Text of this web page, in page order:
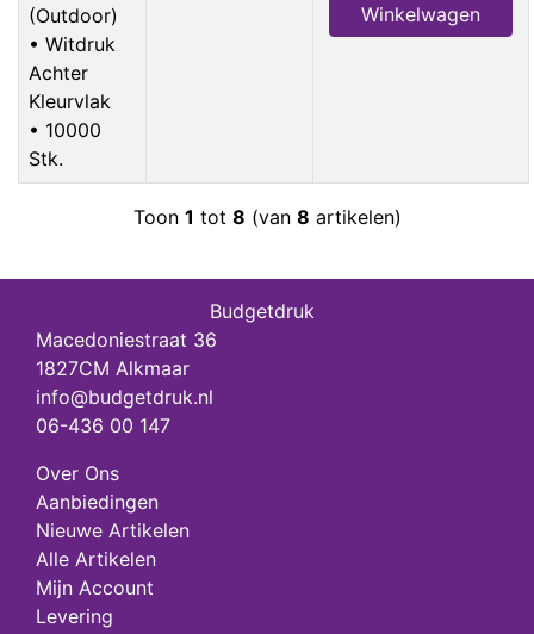
(Outdoor)
• Witdruk
Achter
Kleurvlak
• 10000
Stk.
Winkelwagen
Toon 1 tot 8 (van 8 artikelen)
Budgetdruk
Macedoniestraat 36
1827CM Alkmaar
info@budgetdruk.nl
06-436 00 147
Over Ons
Aanbiedingen
Nieuwe Artikelen
Alle Artikelen
Mijn Account
Levering